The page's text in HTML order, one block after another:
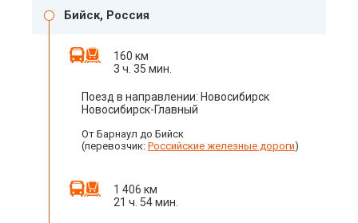
Бийск, Россия
160 км
3 ч. 35 мин.
Поезд в направлении: Новосибирск
Новосибирск-Главный
От Барнаул до Бийск
(перевозчик: Российские железные дороги)
1 406 км
21 ч. 54 мин.